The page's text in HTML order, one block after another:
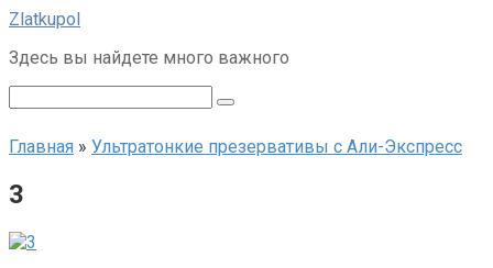
Перейти
контенту
Zlatkupol
Здесь вы найдете много важного
Главная » Ультратонкие презервативы с Али-Экспресс
3